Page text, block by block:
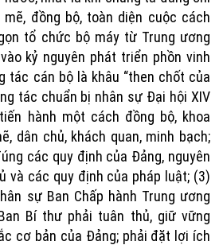
đồng bộ, toàn diện cuộc cách
tổ chức bộ máy từ Trung ương
kỷ nguyên phát triển phồn vinh
tác cán bộ là khâu “then chốt của
tác chuẩn bị nhân sự Đại hội XIV
hành một cách đồng bộ, khoa
dân chủ, khách quan, minh bạch;
các quy định của Đảng, nguyên
và các quy định của pháp luật; (3)
sự Ban Chấp hành Trung ương
Bí thư phải tuân thủ, giữ vững
cơ bản của Đảng; phải đặt lợi ích